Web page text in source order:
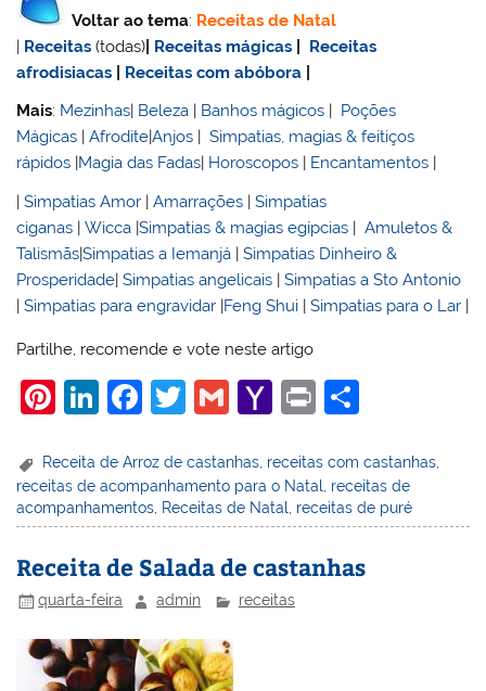
Voltar ao tema: Receitas de Natal
| Receitas (todas) Receitas mágicas
Receitas
afrodisiacas
Receitas com abóbora
Mais: Mezinhas| Beleza | Banhos mágicos | Poções
Mágicas |Afrodite|Anjos |Simpatias, magias & feitiços
rápidos |Magia das Fadas| Horoscopos | Encantamentos |
|Simpatias Amor |Amarrações |Simpatias
ciganas |Wicca |Simpatias & magias egípcias |Amuletos &
Talismãs|Simpatias a Iemanjá |Simpatias Dinheiro &
Prosperidade|Simpatias angelicais |Simpatias a Sto Antonio
|Simpatias para engravidar |Feng Shui |Simpatias para o Lar |
Partilhe, recomende e vote neste artigo
Pi
er
e
st
Li
k
e
dI
n
F
c
e
b
o
o
k
T
itt
er
G
ai
l
Y
h
o
o
M
ai
Pr
t
ar
e
Receita de Arroz de castanhas, receitas com castanhas,
receitas de acompanhamento para o Natal receitas de
acompanhamentos Receitas de Natal receitas de puré
Receita de Salada de castanhas
quarta-feira admin receitas